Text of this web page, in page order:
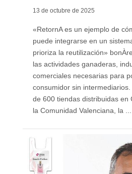
13 de octubre de 2025
«RetornA es un ejemplo de
puede integrarse en un
prioriza la reutilización»
las actividades ganaderas,
comerciales necesarias para
consumidor sin
de 600 tiendas distribuidas en
la Comunidad Valenciana, la ...